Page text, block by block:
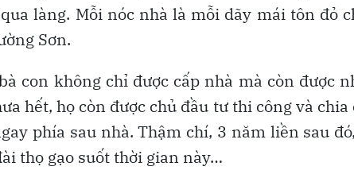
làng. Mỗi nóc nhà là mỗi dãy mái tôn đỏ
Sơn.
con không chỉ được cấp nhà mà còn được
hết, họ còn được chủ đầu tư thi công và chia
phía sau nhà. Thậm chí, 3 năm liền sau
thọ gạo suốt thời gian này…